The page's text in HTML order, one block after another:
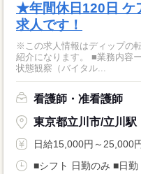
★年間休日120日 ケ
求人です！
※この求人情報はディップの
紹介になります。 ■業務内容
状態観察（バイタル...
看護師・准看護師
東京都立川市/立川駅
日給15,000円～25,000
■シフト 日勤のみ ■日